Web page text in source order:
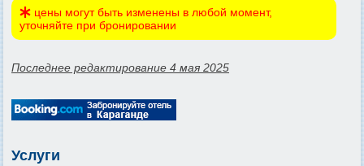
цены могут быть изменены в любой момент,
уточняйте при бронировании
Последнее редактирование 4 мая 2025
Услуги